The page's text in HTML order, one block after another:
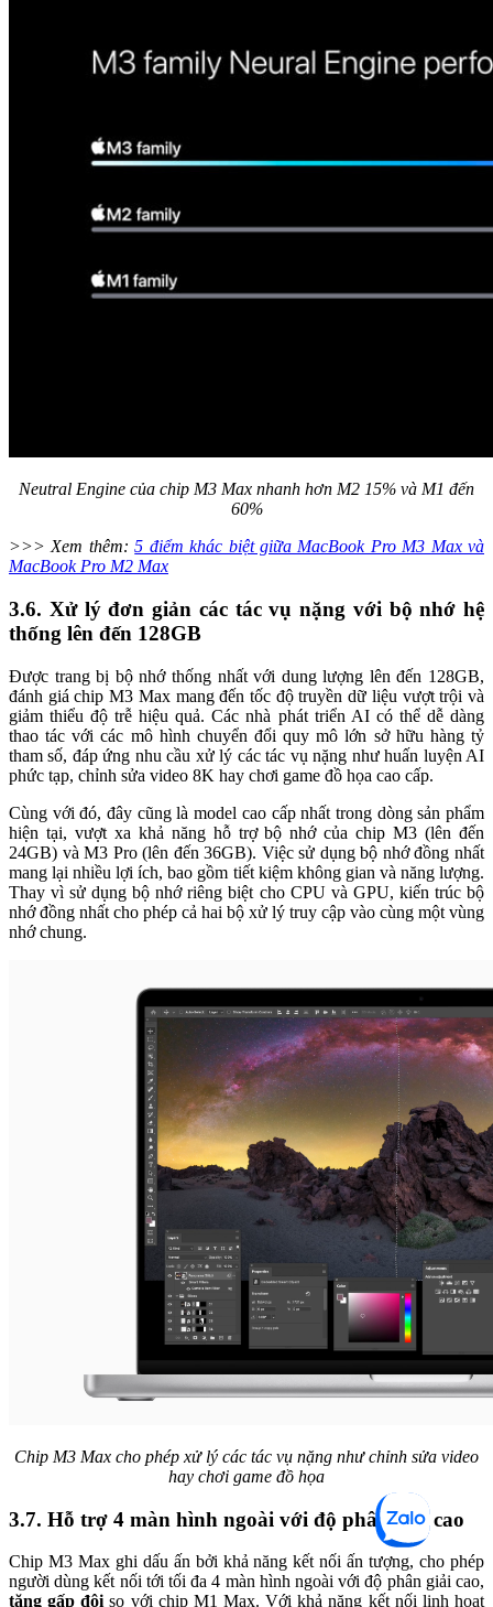
Neutral Engine của chip M3 Max nhanh hơn M2 15% và M1 đến
60%
>>> Xem thêm:5 điểm khác biệt giữa MacBook Pro M3 Max và
MacBook Pro M2 Max
3.6. Xử lý đơn giản các tác vụ nặng với bộ nhớ hệ
thống lên đến 128GB
Được trang bị bộ nhớ thống nhất với dung lượng lên đến 128GB,
đánh giá chip M3 Max mang đến tốc độ truyền dữ liệu vượt trội và
giảm thiểu độ trễ hiệu quả. Các nhà phát triển AI có thể dễ dàng
thao tác với các mô hình chuyển đổi quy mô lớn sở hữu hàng tỷ
tham số, đáp ứng nhu cầu xử lý các tác vụ nặng như huấn luyện AI
phức tạp, chỉnh sửa video 8K hay chơi game đồ họa cao cấp.
Cùng với đó, đây cũng là model cao cấp nhất trong dòng sản phẩm
hiện tại, vượt xa khả năng hỗ trợ bộ nhớ của chip M3 (lên đến
24GB) và M3 Pro (lên đến 36GB). Việc sử dụng bộ nhớ đồng nhất
mang lại nhiều lợi ích, bao gồm tiết kiệm không gian và năng lượng.
Thay vì sử dụng bộ nhớ riêng biệt cho CPU và GPU, kiến trúc bộ
nhớ đồng nhất cho phép cả hai bộ xử lý truy cập vào cùng một vùng
nhớ chung.
Chip M3 Max cho phép xử lý các tác vụ nặng như chỉnh sửa video
hay chơi game đồ họa
3.7. Hỗ trợ 4 màn hình ngoài với độ phân giải cao
Chip M3 Max ghi dấu ấn bởi khả năng kết nối ấn tượng, cho phép
người dùng kết nối tới tối đa 4 màn hình ngoài với độ phân giải cao,
tăng gấp đôi so với chip M1 Max. Với khả năng kết nối linh hoạt